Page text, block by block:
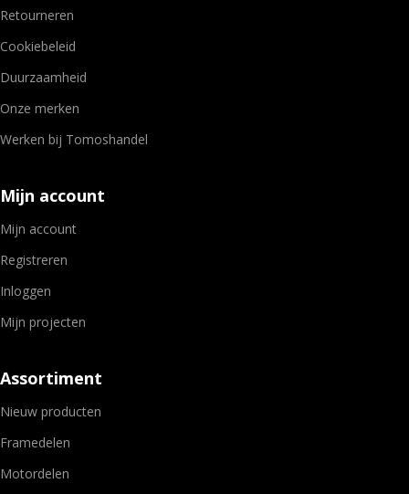
Retourneren
Cookiebeleid
Duurzaamheid
Onze merken
Werken bij Tomoshandel
Mijn account
Mijn account
Registreren
Inloggen
Mijn projecten
Assortiment
Nieuw producten
Framedelen
Motordelen